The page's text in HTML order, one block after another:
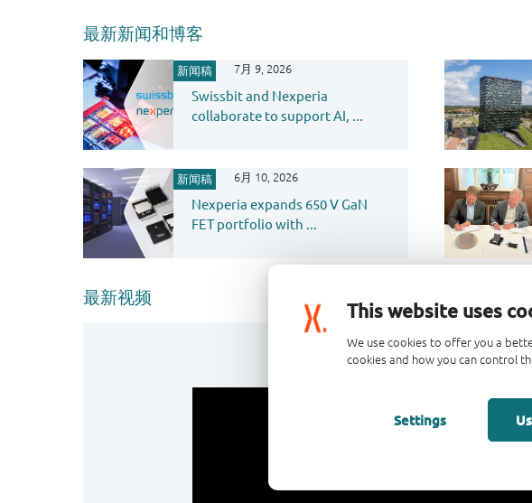
This website uses
We use cookies to offer you a
cookies and how you can control
Settings
最新新闻和博客
新闻稿 7月 9, 2026
Swissbit and Nexperia
collaborate to support AI, ...
新闻稿 6月 10, 2026
Nexperia expands 650 V GaN
FET portfolio with ...
最新视频
Nexperia